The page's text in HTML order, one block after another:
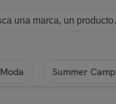
Moda Summer Camp